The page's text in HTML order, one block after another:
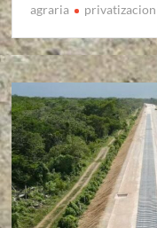
agraria
privatizacion